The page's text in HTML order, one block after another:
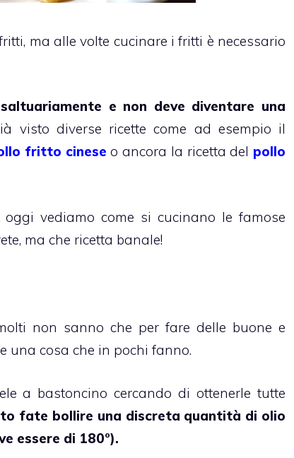
ma alle volte cucinare i fritti è necessario
e non deve diventare una
visto diverse ricette come ad esempio il
fritto cinese o ancora la ricetta del pollo
vediamo come si cucinano le famose
ma che ricetta banale!
non sanno che per fare delle buone e
una cosa che in pochi fanno.
a bastoncino cercando di ottenerle tutte
fate bollire una discreta quantità di olio
essere di 180°).